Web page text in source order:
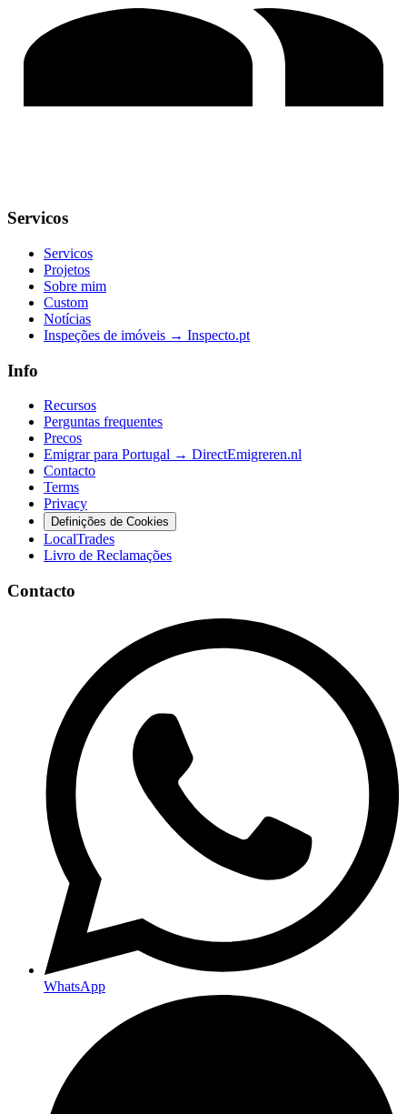
Servicos
Servicos
Projetos
Sobre mim
Custom
Notícias
Inspeções de imóveis → Inspecto.pt
Info
Recursos
Perguntas frequentes
Precos
Emigrar para Portugal → DirectEmigreren.nl
Contacto
Terms
Privacy
Definições de Cookies
LocalTrades
Livro de Reclamações
Contacto
WhatsApp